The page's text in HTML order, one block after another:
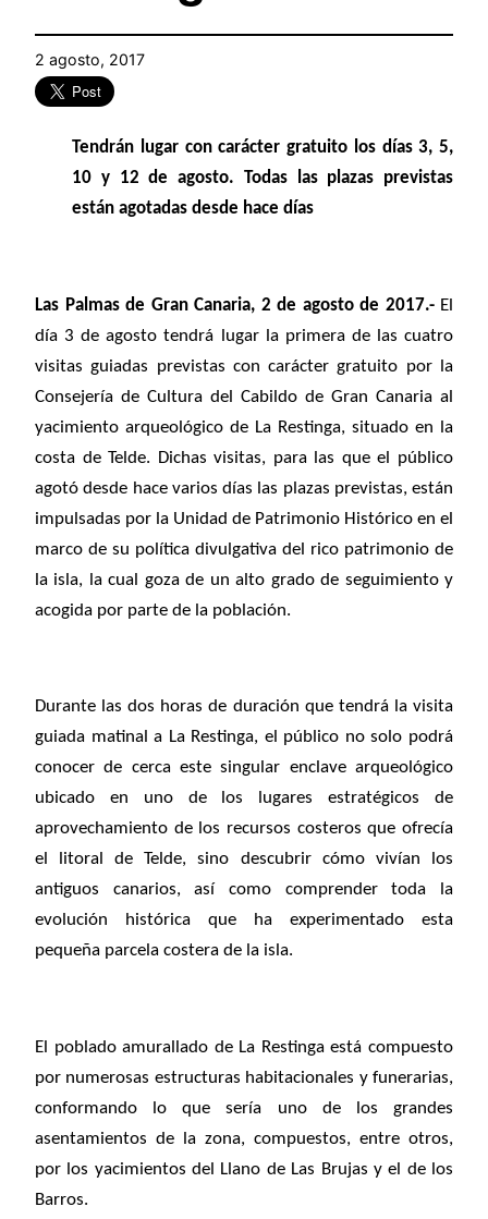
2 agosto, 2017
Tendrán lugar con carácter gratuito los días 3, 5,
10 y 12 de agosto. Todas las plazas previstas
están agotadas desde hace días
Las Palmas de Gran Canaria, 2 de agosto de 2017.-El
día 3 de agosto tendrá lugar la primera de las cuatro
visitas guiadas previstas con carácter gratuito por la
Consejería de Cultura del Cabildo de Gran Canaria al
yacimiento arqueológico de La Restinga, situado en la
costa de Telde. Dichas visitas, para las que el público
agotó desde hace varios días las plazas previstas, están
impulsadas por la Unidad de Patrimonio Histórico en el
marco de su política divulgativa del rico patrimonio de
la isla, la cual goza de un alto grado de seguimiento y
acogida por parte de la población.
Durante las dos horas de duración que tendrá la visita
guiada matinal a La Restinga, el público no solo podrá
conocer de cercaeste singular enclave arqueológico
ubicado en uno de los
lugares estratégicos de
aprovechamiento de los recursos costeros que ofrecía
el litoral de Telde, sino
descubrir cómo vivían los
antiguos canarios, así como comprender toda la
evolución histórica que ha experimentado esta
pequeña parcela costera de la isla.
El poblado amurallado de La Restinga está compuesto
por numerosas estructuras habitacionales y funerarias,
conformando lo que sería uno de los grandes
asentamientos de la zona, compuestos, entre otros,
por los yacimientos del Llano de Las Brujas y el de los
Barros.